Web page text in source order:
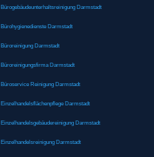
Bürogebäudeunterhaltsreinigung Darmstadt
Bürohygienedienste Darmstadt
Büroreinigung Darmstadt
Büroreinigungsfirma Darmstadt
Büroservice Reinigung Darmstadt
Einzelhandelsflächenpflege Darmstadt
Einzelhandelsgebäudereinigung Darmstadt
Einzelhandelsreinigung Darmstadt